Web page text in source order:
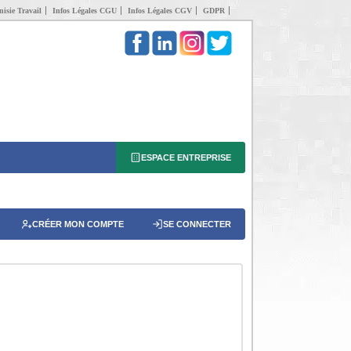
Travail Infos Légales CGU Infos Légales CGV GDPR
ESPACE ENTREPRISE
CRÉER MON COMPTE SE CONNECTER